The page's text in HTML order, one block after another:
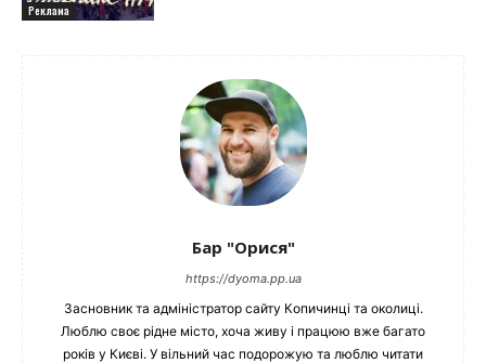
Реклама
Бар "Орися"
https://dyoma.pp.ua
Засновник та адміністратор сайту Копичинці та околиці.
Люблю своє рідне місто, хоча живу і працюю вже багато
років у Києві. У вільний час подорожую та люблю читати